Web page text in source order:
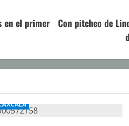
en el primer
Con pitcheo de